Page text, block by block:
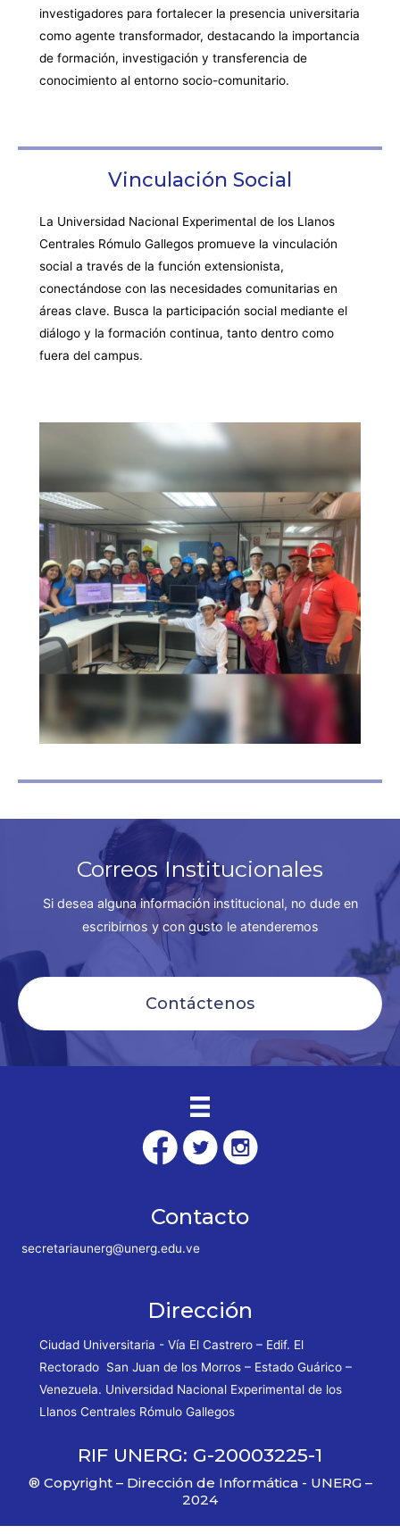
investigadores para fortalecer la presencia universitaria
como agente transformador, destacando la importancia
de formación, investigación y transferencia de
conocimiento al entorno socio-comunitario.
Vinculación Social
La Universidad Nacional Experimental de los Llanos
Centrales Rómulo Gallegos promueve la vinculación
social a través de la función extensionista,
conectándose con las necesidades comunitarias en
áreas clave. Busca la participación social mediante el
diálogo y la formación continua, tanto dentro como
fuera del campus.
Correos Institucionales
Si desea alguna información institucional, no dude en
escribirnos y con gusto le atenderemos
Contáctenos
Contacto
secretariaunerg@unerg.edu.ve
Dirección
Ciudad Universitaria - Vía El Castrero – Edif. El
Rectorado San Juan de los Morros – Estado Guárico –
Venezuela. Universidad Nacional Experimental de los
Llanos Centrales Rómulo Gallegos
RIF UNERG: G-20003225-1
® Copyright – Dirección de Informática - UNERG –
2024